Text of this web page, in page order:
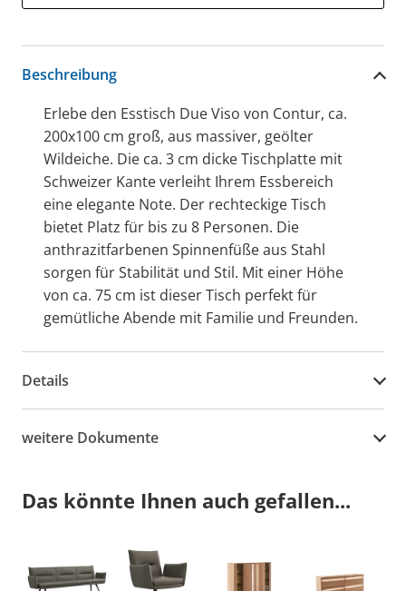
Beschreibung
Erlebe den Esstisch Due Viso von Contur, ca.
200x100 cm groß, aus massiver, geölter
Wildeiche. Die ca. 3 cm dicke Tischplatte mit
Schweizer Kante verleiht Ihrem Essbereich
eine elegante Note. Der rechteckige Tisch
bietet Platz für bis zu 8 Personen. Die
anthrazitfarbenen Spinnenfüße aus Stahl
sorgen für Stabilität und Stil. Mit einer Höhe
von ca. 75 cm ist dieser Tisch perfekt für
gemütliche Abende mit Familie und Freunden.
Details
weitere Dokumente
Das könnte Ihnen auch gefallen...